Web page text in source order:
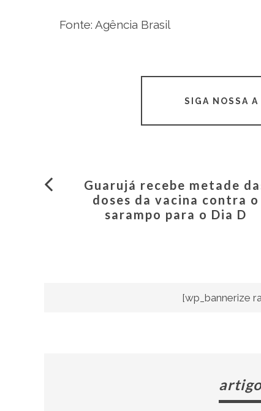
Fonte: Agência Brasil
SIGA NOSSA
Guarujá recebe metade
doses da vacina contra o
sarampo para o Dia D
[wp_bannerize